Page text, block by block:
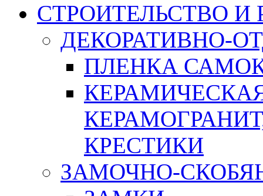
СТРОИТЕЛЬСТВО И
ДЕКОРАТИВНО-
ПЛЕНКА
КРЕСТИКИ
ЗАМОЧНО-